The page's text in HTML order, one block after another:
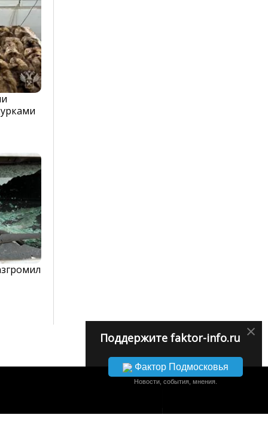
×
Поддержите faktor-info.ru
Фактор Подмосковья
Новости, события, мнения.